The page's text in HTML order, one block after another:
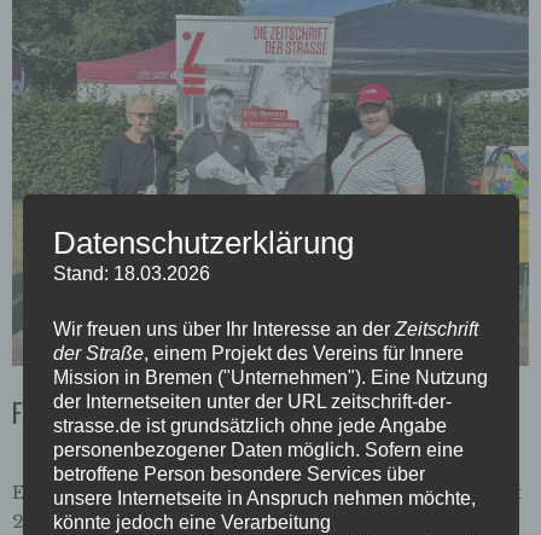
Fockes Fest 2025
Ein kleiner Rückblick auf unseren Tag bei Fockes Fest
2025. Wir haben kostenlos ältere Ausgaben der
Datenschutzerklärung
Stand: 18.03.2026
Wir freuen uns über Ihr Interesse an derZeitschrift
der Straße, einem Projekt des Vereins für Innere
Mission in Bremen ("Unternehmen"). Eine Nutzung
der Internetseiten unter der URL zeitschrift-der-
strasse.de ist grundsätzlich ohne jede Angabe
personenbezogener Daten möglich. Sofern eine
betroffene Person besondere Services über
unsere Internetseite in Anspruch nehmen möchte,
könnte jedoch eine Verarbeitung